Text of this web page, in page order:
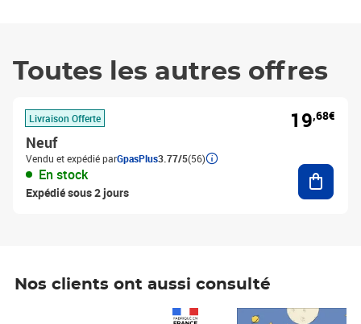
Toutes les autres offres
Livraison Offerte
Neuf
Vendu et expédié parGpasPlus3.77/5(56)
En stock
Expédié sous 2 jours
19,68€
Nos clients ont aussi consulté
Prix 7,50€